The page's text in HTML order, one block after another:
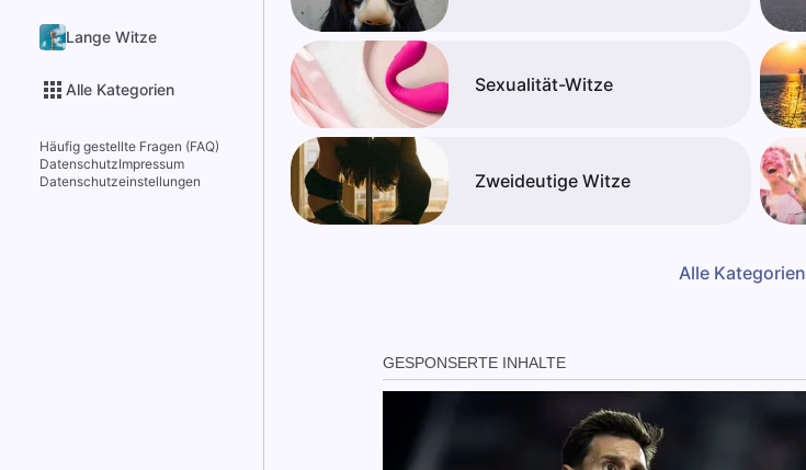
Lange Witze
Alle Kategorien
Häufig gestellte Fragen (FAQ)
DatenschutzImpressum
Datenschutzeinstellungen
Sexualität-Witze
Zweideutige Witze
Alle Kategorien